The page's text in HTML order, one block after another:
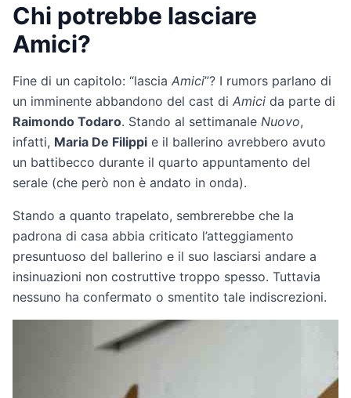
Chi potrebbe lasciare
Amici?
Fine di un capitolo: “lascia Amici”? I rumors parlano di
un imminente abbandono del cast di Amici da parte di
Raimondo Todaro. Stando al settimanale Nuovo,
infatti, Maria De Filippi e il ballerino avrebbero avuto
un battibecco durante il quarto appuntamento del
serale (che però non è andato in onda).
Stando a quanto trapelato, sembrerebbe che la
padrona di casa abbia criticato l’atteggiamento
presuntuoso del ballerino e il suo lasciarsi andare a
insinuazioni non costruttive troppo spesso. Tuttavia
nessuno ha confermato o smentito tale indiscrezioni.